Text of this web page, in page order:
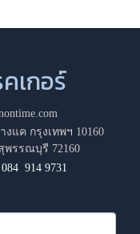
เกอร์
แค กรุงเทพฯ 10160
พรรณบุรี 72160
084 914 9731